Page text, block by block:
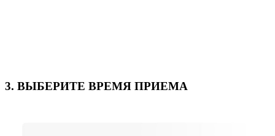
3. ВЫБЕРИТЕ ВРЕМЯ ПРИЕМА